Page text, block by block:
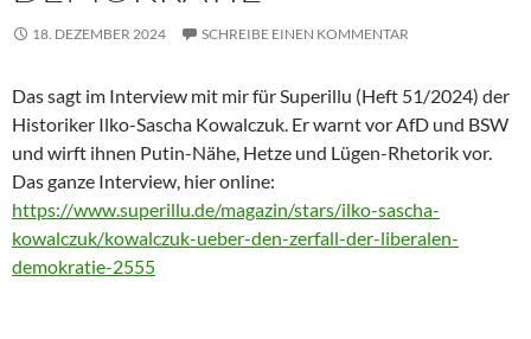
18. DEZEMBER 2024 SCHREIBE EINEN KOMMENTAR
Das sagt im Interview mit mir für Superillu (Heft 51/2024) der
Historiker Ilko-Sascha Kowalczuk. Er warnt vor AfD und BSW
und wirft ihnen Putin-Nähe, Hetze und Lügen-Rhetorik vor.
Das ganze Interview, hier online:
https://www.superillu.de/magazin/stars/ilko-sascha-
kowalczuk/kowalczuk-ueber-den-zerfall-der-liberalen-
demokratie-2555